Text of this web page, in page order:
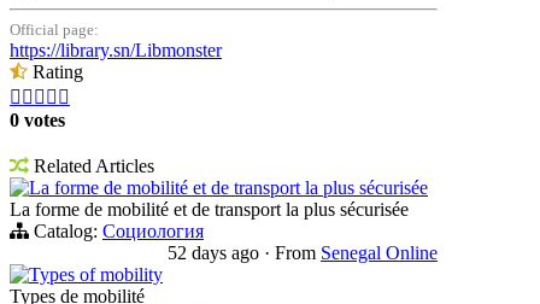
Official page:
https://library.sn/Libmonster
Rating
    
0 votes
Related Articles
La forme de mobilité et de transport la plus sécurisée
La forme de mobilité et de transport la plus sécurisée
Catalog: Социология
52 days ago · From Senegal Online
Types of mobility
Types de mobilité